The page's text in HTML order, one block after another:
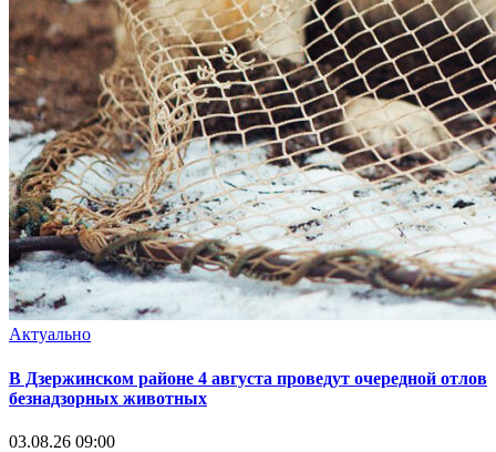
Актуально
В Дзержинском районе 4 августа проведут очередной отлов
безнадзорных животных
03.08.26 09:00